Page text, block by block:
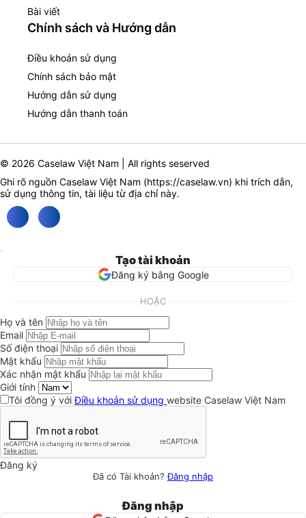
Bài viết
Chính sách và Hướng dẫn
Điều khoản sử dụng
Chính sách bảo mật
Hướng dẫn sử dụng
Hướng dẫn thanh toán
© 2026 Caselaw Việt Nam | All rights seserved
Ghi rõ nguồn Caselaw Việt Nam (https://caselaw.vn) khi trích dẫn,
sử dụng thông tin, tài liệu từ địa chỉ này.
Tạo tài khoản
Đăng ký bằng Google
HOẶC
Họ và tên
Email
Số điện thoại
Mật khẩu
Xác nhận mật khẩu
Giới tính
Tôi đồng ý vớiĐiều khoản sử dụng website Caselaw Việt Nam
Đăng ký
Đã có Tài khoản?Đăng nhập
Đăng nhập